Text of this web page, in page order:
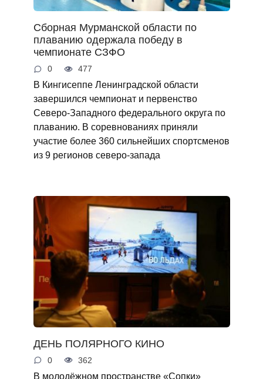
Сборная Мурманской области по
плаванию одержала победу в
чемпионате СЗФО
0 477
В Кингисеппе Ленинградской области
завершился чемпионат и первенство
Северо-Западного федерального округа по
плаванию. В соревнованиях приняли
участие более 360 сильнейших спортсменов
из 9 регионов северо-запада
ДЕНЬ ПОЛЯРНОГО КИНО
0 362
В молодёжном пространстве «Сопки»